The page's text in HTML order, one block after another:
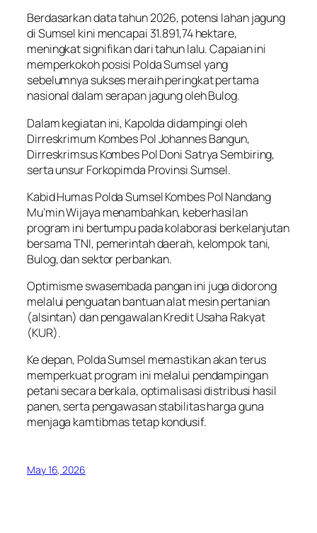
Berdasarkan data tahun 2026, potensi lahan jagung
di Sumsel kini mencapai 31.891,74 hektare,
meningkat signifikan dari tahun lalu. Capaian ini
memperkokoh posisi Polda Sumsel yang
sebelumnya sukses meraih peringkat pertama
nasional dalam serapan jagung oleh Bulog.
Dalam kegiatan ini, Kapolda didampingi oleh
Dirreskrimum Kombes Pol Johannes Bangun,
Dirreskrimsus Kombes Pol Doni Satrya Sembiring,
serta unsur Forkopimda Provinsi Sumsel.
Kabid Humas Polda Sumsel Kombes Pol Nandang
Mu’min Wijaya menambahkan, keberhasilan
program ini bertumpu pada kolaborasi berkelanjutan
bersama TNI, pemerintah daerah, kelompok tani,
Bulog, dan sektor perbankan.
Optimisme swasembada pangan ini juga didorong
melalui penguatan bantuan alat mesin pertanian
(alsintan) dan pengawalan Kredit Usaha Rakyat
(KUR).
Ke depan, Polda Sumsel memastikan akan terus
memperkuat program ini melalui pendampingan
petani secara berkala, optimalisasi distribusi hasil
panen, serta pengawasan stabilitas harga guna
menjaga kamtibmas tetap kondusif.
May 16, 2026